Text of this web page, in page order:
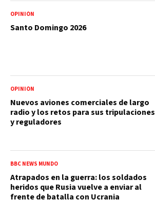
OPINIÓN
Santo Domingo 2026
OPINIÓN
Nuevos aviones comerciales de largo
radio y los retos para sus tripulaciones
y reguladores
BBC NEWS MUNDO
Atrapados en la guerra: los soldados
heridos que Rusia vuelve a enviar al
frente de batalla con Ucrania